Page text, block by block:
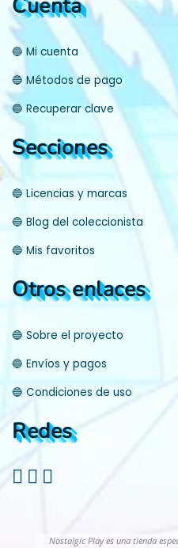
🔵 Mi cuenta
🔵 Métodos de pago
🔵 Recuperar clave
Secciones
🔵 Licencias y marcas
🔵 Blog del coleccionista
🔵 Mis favoritos
Otros enlaces
🔵 Sobre el proyecto
🔵 Envíos y pagos
🔵 Condiciones de uso
Redes
Nostalgic Play es una tienda